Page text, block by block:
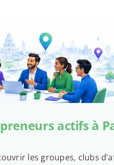
actifs à
les groupes, clubs